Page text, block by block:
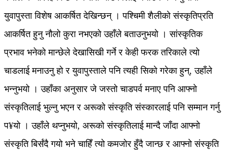
युवापुस्ता विशेष आकर्षित देखिन्छन् । पश्चिमी शैलीको संस्कृतिप्रति
आकर्षित हुनु नौलो कुरा नभएको उहाँले बताउनुभयो । सांस्कृतिक
प्रभाव भनेको मान्छेले देखासिखी गर्ने र केही फरक तरिकाले त्यो
चाडलाई मनाउनु हो र युवापुस्ताले पनि त्यही सिको गरेका हुन्, उहाँले
भन्नुभयो । उहाँका अनुसार जे जस्तो चाडपर्व मनाए पनि आफ्नो
संस्कृतिलाई भुल्नु भएन र अरूको संस्कृति संस्कारलाई पनि सम्मान गर्नु
प¥यो । उहाँले थप्नुभयो, अरूको संस्कृतिलाई मान्दै जाँदा आफ्नो
संस्कृति बिर्संदै गयो भने चाहिँ त्यो कमजोर हुँदै जान्छ र आफ्नो संस्कृति